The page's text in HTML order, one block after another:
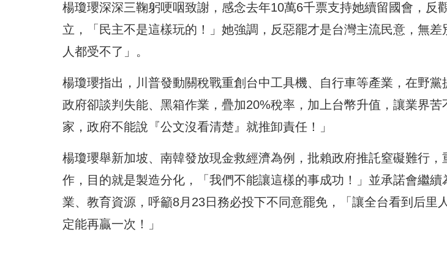
楊瓊瓔深深三鞠躬哽咽致謝，感念去年10萬6千票支持她續留國會，反
立，「民主不是這樣玩的！」她強調，反惡罷才是台灣主流民意，無
人都受不了」。
楊瓊瓔指出，川普發動關稅戰重創台中工具機、自行車等產業，在野黨
政府卻談判失能、黑箱作業，疊加20%稅率，加上台幣升值，讓業界苦
家，政府不能說『公文沒看清楚』就推卸責任！」
楊瓊瓔舉新加坡、南韓發放現金救經濟為例，批賴政府推託窒礙難行，
作，目的就是製造分化，「我們不能讓這樣的事成功！」並承諾會繼續
業、教育資源，呼籲8月23日務必投下不同意罷免，「讓全台看到后里
定能再贏一次！」